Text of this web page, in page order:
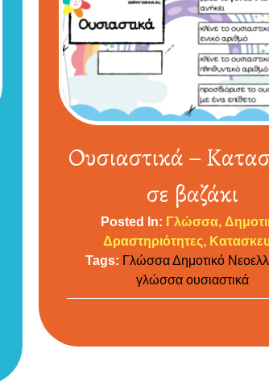
Ουσιαστικά –
σε βαζάκι
Posted In: Γλώσσα
Δραστηριότητες
Tags: ΓλώσσαΔημοτικό
γλώσσα ουσιαστικά